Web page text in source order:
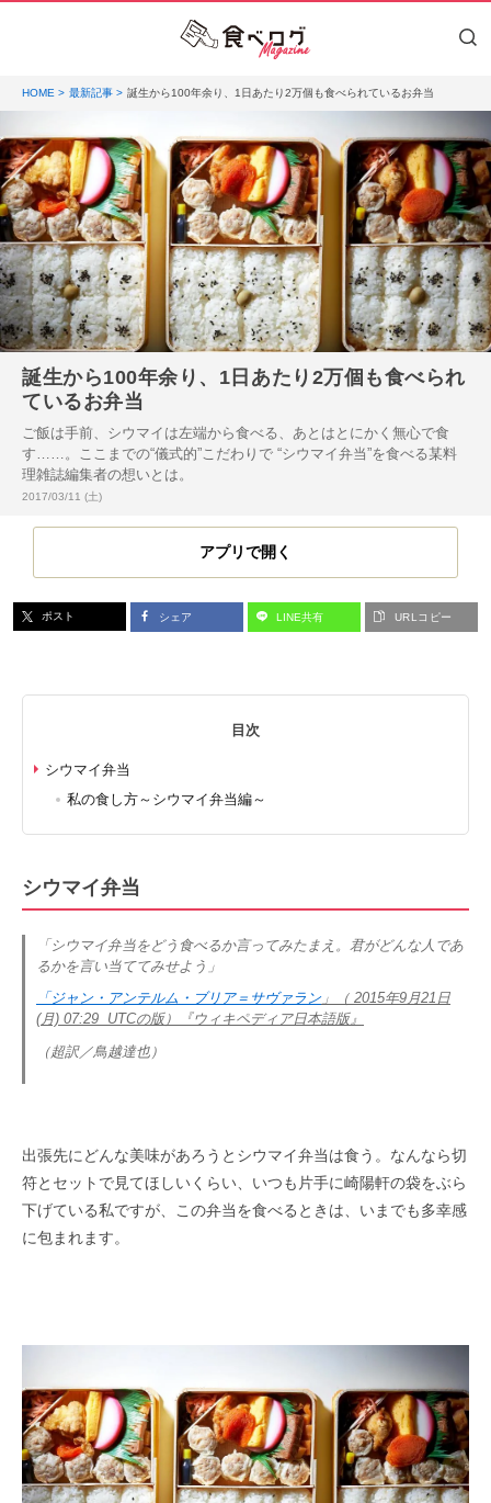
HOME 最新記事 誕生から100年余り、1日あたり2万個も食べられているお弁当
誕生から100年余り、1日あたり2万個も食べられ
ているお弁当
ご飯は手前、シウマイは左端から食べる、あとはとにかく無心で食
す……。ここまでの“儀式的”こだわりで “シウマイ弁当”を食べる某料
理雑誌編集者の想いとは。
投稿日:
2017/03/11 (土)
アプリで開く
ポスト シェア LINE共有 URLコピー
目次
シウマイ弁当
私の食し方～シウマイ弁当編～
シウマイ弁当
「シウマイ弁当をどう食べるか言ってみたまえ。君がどんな人であ
るかを言い当ててみせよう」
「 ジャン・アンテルム・ブリア＝サヴァラン」（ 2015年9月21日
(月) 07:29 UTCの版）『ウィキペディア日本語版』
（超訳／鳥越達也）
出張先にどんな美味があろうとシウマイ弁当は食う。なんなら切
符とセットで見てほしいくらい、いつも片手に崎陽軒の袋をぶら
下げている私ですが、この弁当を食べるときは、いまでも多幸感
に包まれます。